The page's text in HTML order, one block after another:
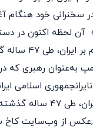
سخنرانی‌ خود هنگام
آن لحظه اکنون در
در حال نتیجه دادن است. اراده او
به‌عنوان رهبری
اسلامی
حماسیحملات مشترک آمریکا و اسرائیل علیه جمهوری اسلامیترامپ آمده که کار